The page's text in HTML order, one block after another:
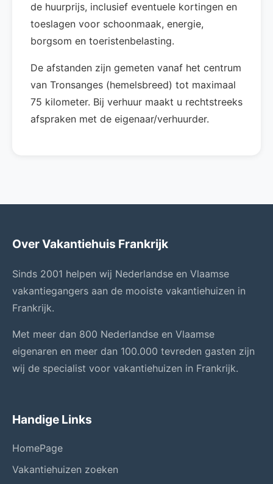
de huurprijs, inclusief eventuele kortingen en
toeslagen voor schoonmaak, energie,
borgsom en toeristenbelasting.
De afstanden zijn gemeten vanaf het centrum
van Tronsanges (hemelsbreed) tot maximaal
75 kilometer. Bij verhuur maakt u rechtstreeks
afspraken met de eigenaar/verhuurder.
Over Vakantiehuis Frankrijk
Sinds 2001 helpen wij Nederlandse en Vlaamse
vakantiegangers aan de mooiste vakantiehuizen in
Frankrijk.
Met meer dan 800 Nederlandse en Vlaamse
eigenaren en meer dan 100.000 tevreden gasten zijn
wij de specialist voor vakantiehuizen in Frankrijk.
Handige Links
HomePage
Vakantiehuizen zoeken